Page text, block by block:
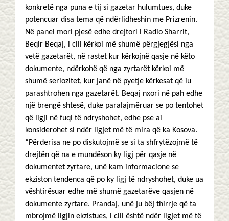
konkretë nga puna e tij si gazetar hulumtues, duke
potencuar disa tema që ndërlidheshin me Prizrenin.
Në panel mori pjesë edhe drejtori i Radio Sharrit,
Beqir Beqaj, i cili kërkoi më shumë përgjegjësi nga
vetë gazetarët, në rastet kur kërkojnë qasje në këto
dokumente, ndërkohë që nga zyrtarët kërkoi më
shumë seriozitet, kur janë në pyetje kërkesat që iu
parashtrohen nga gazetarët. Beqaj nxori në pah edhe
një brengë shtesë, duke paralajmëruar se po tentohet
që ligji në fuqi të ndryshohet, edhe pse ai
konsiderohet si ndër ligjet më të mira që ka Kosova.
“Përderisa ne po diskutojmë se si ta shfrytëzojmë të
drejtën që na e mundëson ky ligj për qasje në
dokumentet zyrtare, unë kam informacione se
ekziston tendenca që po ky ligj të ndryshohet, duke ua
vështirësuar edhe më shumë gazetarëve qasjen në
dokumente zyrtare. Prandaj, unë ju bëj thirrje që ta
mbrojmë ligjin ekzistues, i cili është ndër ligjet më të